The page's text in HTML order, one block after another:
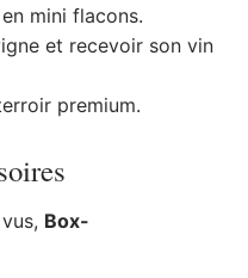
mini flacons.
et recevoir son vin
premium.
Box-